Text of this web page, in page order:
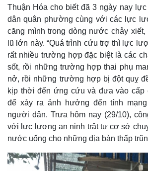
Thuận Hóa cho biết đã 3 ngày nay
dân quân phường cùng với các lực
căng mình trong dòng nước chảy
lũ lớn này. “Quá trình cứu trợ thì lực
rất nhiều trường hợp đặc biệt là các
sốt, rồi những trường hợp thai phụ
nở, rồi những trường hợp bị đột quỵ
kịp thời đến ứng cứu và đưa vào cấp
để xảy ra ảnh hưởng đến tính
người dân. Trưa hôm nay (29/10),
với lực lượng an ninh trật tự cơ sở
nước uống cho những địa bàn thấp